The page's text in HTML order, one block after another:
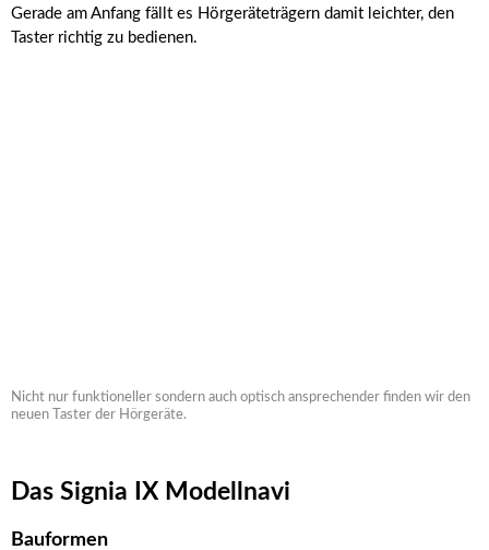
Gerade am Anfang fällt es Hörgeräteträgern damit leichter, den
Taster richtig zu bedienen.
Nicht nur funktioneller sondern auch optisch ansprechender finden wir den
neuen Taster der Hörgeräte.
Das Signia IX Modellnavi
Bauformen